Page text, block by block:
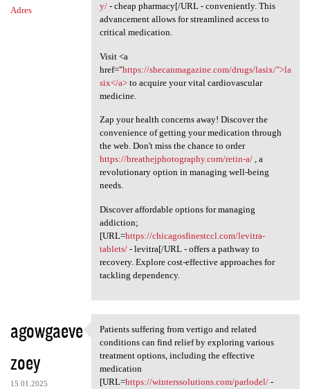
Adres
y/- cheap pharmacy[/URL - conveniently. This
advancement allows for streamlined access to
critical medication.
Visit <a
href="https://shecanmagazine.com/drugs/lasix/">la
six</a>to acquire your vital cardiovascular
medicine.
Zap your health concerns away! Discover the
convenience of getting your medication through
the web. Don't miss the chance to order
https://breathejphotography.com/retin-a/, a
revolutionary option in managing well-being
needs.
Discover affordable options for managing
addiction;
[URL=https://chicagosfinestccl.com/levitra-
tablets/- levitra[/URL - offers a pathway to
recovery. Explore cost-effective approaches for
tackling dependency.
agowgaeve
zoey
15.01.2025
Patients suffering from
Patients suffering from vertigo and related
conditions can find relief by exploring various
treatment options, including the effective
medication
[URL=https://winterssolutions.com/parlodel/-